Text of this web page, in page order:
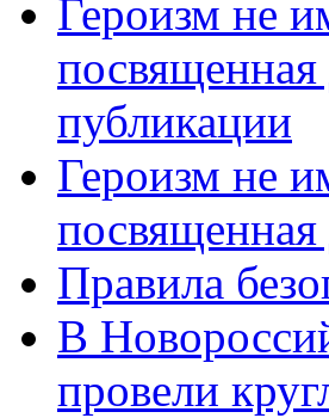
Героизм не
публикации
Героизм не
Правила
В
провели